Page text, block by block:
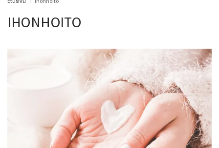
IHONHOITO